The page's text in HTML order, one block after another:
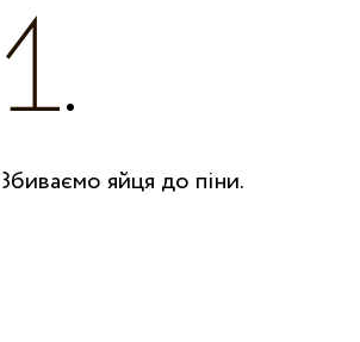
Збиваємо яйця до піни.